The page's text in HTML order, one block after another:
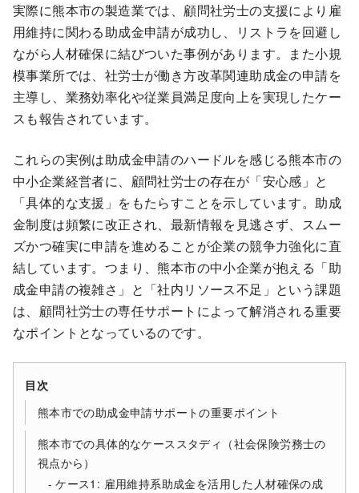
実際に熊本市の製造業では、顧問社労士の支援により雇
用維持に関わる助成金申請が成功し、リストラを回避し
ながら人材確保に結びついた事例があります。また小規
模事業所では、社労士が働き方改革関連助成金の申請を
主導し、業務効率化や従業員満足度向上を実現したケー
スも報告されています。
これらの実例は助成金申請のハードルを感じる熊本市の
中小企業経営者に、顧問社労士の存在が「安心感」と
「具体的な支援」をもたらすことを示しています。助成
金制度は頻繁に改正され、最新情報を見逃さず、スムー
ズかつ確実に申請を進めることが企業の競争力強化に直
結しています。つまり、熊本市の中小企業が抱える「助
成金申請の複雑さ」と「社内リソース不足」という課題
は、顧問社労士の専任サポートによって解消される重要
なポイントとなっているのです。
目次
熊本市での助成金申請サポートの重要ポイント
熊本市での具体的なケーススタディ（社会保険労務士の
視点から）
ケース1: 雇用維持系助成金を活用した人材確保の成